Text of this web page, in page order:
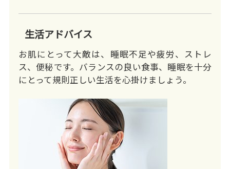
生活アドバイス
お肌にとって大敵は、睡眠不足や疲労、ストレ
ス、便秘です。バランスの良い食事、睡眠を十分
にとって規則正しい生活を心掛けましょう。